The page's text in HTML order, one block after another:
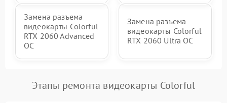
Замена разъема
видеокарты Colorful
RTX 2060 Advanced
OC
Замена разъема
видеокарты Colorful
RTX 2060 Ultra OC
Этапы ремонта видеокарты Colorful